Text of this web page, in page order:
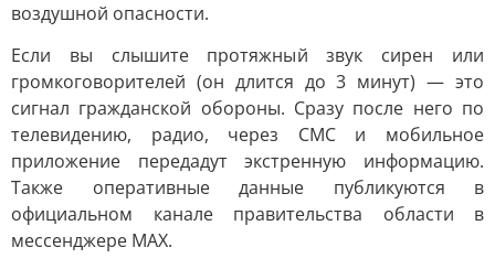
воздушной опасности.
Если вы слышите протяжный звук сирен или
громкоговорителей (он длится до 3 минут) — это
сигнал гражданской обороны. Сразу после него по
телевидению, радио, через СМС и мобильное
приложение передадут экстренную информацию.
Также оперативные данные публикуются в
официальном канале правительства области в
мессенджере MAX.